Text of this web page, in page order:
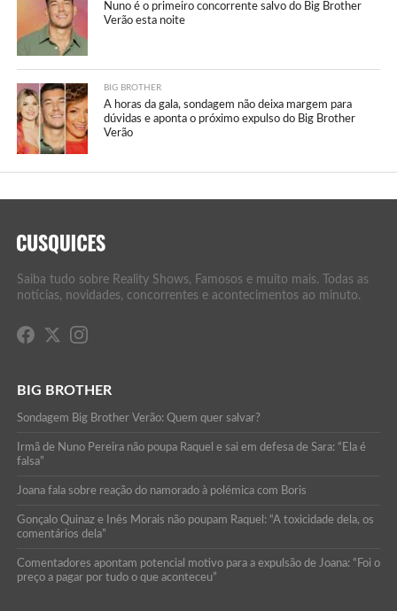
Nuno é o primeiro concorrente salvo do Big Brother
Verão esta noite
BIG BROTHER
A horas da gala, sondagem não deixa margem para
dúvidas e aponta o próximo expulso do Big Brother
Verão
Saiba tudo sobre Reality Shows, Famosos e muito mais. Todas as
notícias, novidades, concorrentes e acontecimentos ao minuto.
BIG BROTHER
Sondagem Big Brother Verão: Quem quer salvar?
Irmã de Nuno Pereira não poupa Raquel e sai em defesa de Sara: “Ela é
falsa”
Joana fala sobre reação do namorado à polémica com Boris
Gonçalo Quinaz e Inês Morais não poupam Raquel: “A toxicidade dela, os
comentários dela”
Comentadores apontam potencial motivo para a expulsão de Joana: “Foi o
preço a pagar por tudo o que aconteceu”